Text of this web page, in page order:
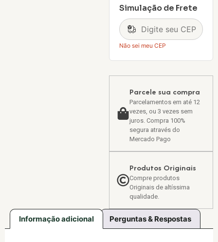
Simulação de Frete
Não sei meu CEP
Parcele sua compra
Parcelamentos em até 12
vezes, ou 3 vezes sem
juros. Compra 100%
segura através do
Mercado Pago
Produtos Originais
Compre produtos
Originais de altíssima
qualidade.
Informação adicional Perguntas & Respostas